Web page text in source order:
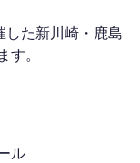
した新川崎・鹿島
す。
ル